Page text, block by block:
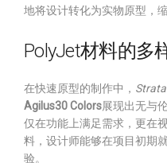
地将设计转化为实物原型，
PolyJet材料的多
在快速原型的制作中，
Agilus30 Colors展现出无与
仅在功能上满足需求，更在
料，设计师能够在项目初期
验。